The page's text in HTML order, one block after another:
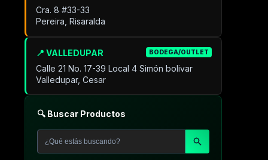
📍 VALLEDUPAR BODEGA/OUTLET
Calle 21 No. 17-39 Local 4 Simón bolivar
Valledupar, Cesar
Cra. 8 #33-33
Pereira, Risaralda
🔍 Buscar Productos